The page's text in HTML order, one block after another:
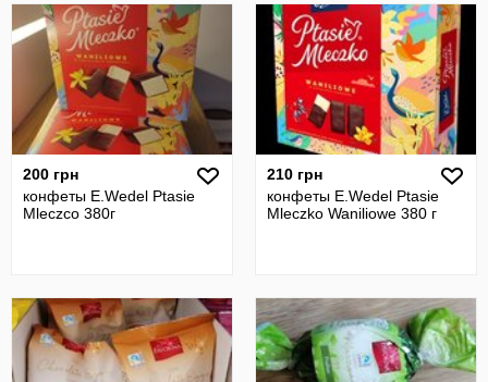
200 грн
конфеты E.Wedel Ptasie
Mleczco 380г
210 грн
конфеты E.Wedel Ptasie
Mleczko Waniliowe 380 г